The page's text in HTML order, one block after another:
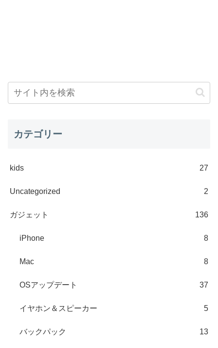
カテゴリー
kids 27
Uncategorized 2
ガジェット 136
iPhone 8
Mac 8
OSアップデート 37
イヤホン＆スピーカー 5
バックパック 13